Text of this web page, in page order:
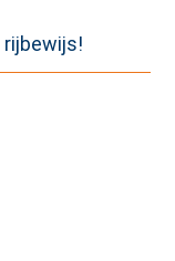
rijbewijs!